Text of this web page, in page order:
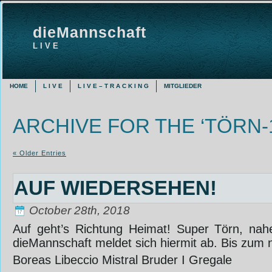
dieMannschaft
L I V E
HOME L I V E L I V E – T R A C K I N G MITGLIEDER
ARCHIVE FOR THE
« Older Entries
AUF WIEDERSEHEN!
October 28th, 2018
Auf geht’s Richtung Heimat! Super Törn,
dieMannschaft meldet sich hiermit ab. Bis zum
Boreas Libeccio Mistral Bruder I Gregale